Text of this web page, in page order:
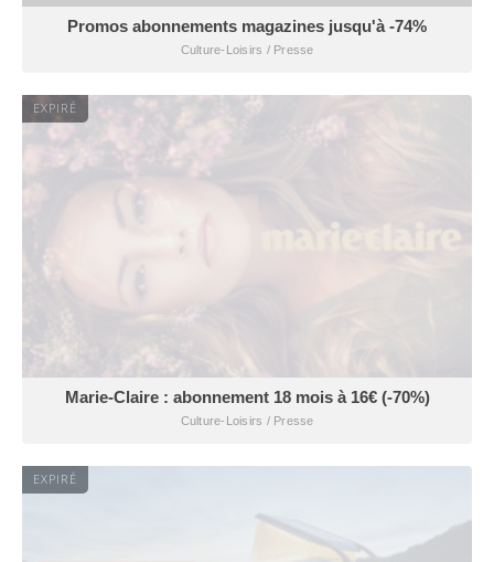
Promos abonnements magazines jusqu'à -74%
Culture-Loisirs / Presse
EXPIRÉ
Marie-Claire : abonnement 18 mois à 16€ (-70%)
Culture-Loisirs / Presse
EXPIRÉ